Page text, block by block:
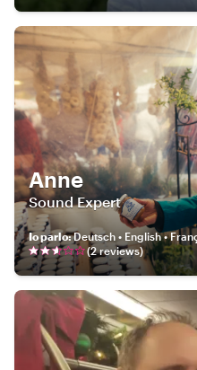
Anne
Sound Expert
Io parlo:Deutsch • English •
(2reviews)